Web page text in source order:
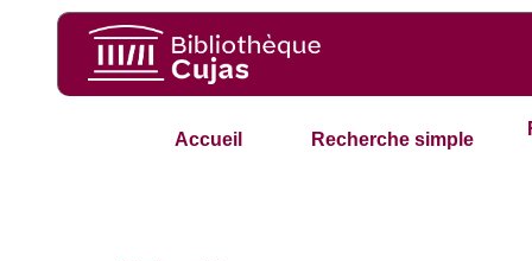
Accueil Recherche simple